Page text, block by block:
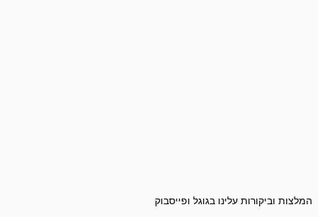
המלצות וביקורות עלינו בגוגל ופייסבוק